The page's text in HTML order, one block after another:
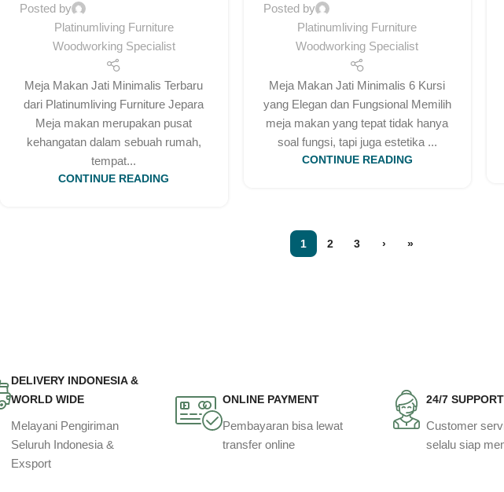
Posted by
Platinumliving Furniture
Woodworking Specialist
Meja Makan Jati Minimalis Terbaru
dari Platinumliving Furniture Jepara
Meja makan merupakan pusat
kehangatan dalam sebuah rumah,
tempat...
CONTINUE READING
Posted by
Platinumliving Furniture
Woodworking Specialist
Meja Makan Jati Minimalis 6 Kursi
yang Elegan dan Fungsional Memilih
meja makan yang tepat tidak hanya
soal fungsi, tapi juga estetika ...
CONTINUE READING
1 2 3 › »
DELIVERY INDONESIA &
WORLD WIDE
Melayani Pengiriman
Seluruh Indonesia &
Exsport
ONLINE PAYMENT
Pembayaran bisa lewat
transfer online
24/7 SUPPORT
Customer
selalu siap